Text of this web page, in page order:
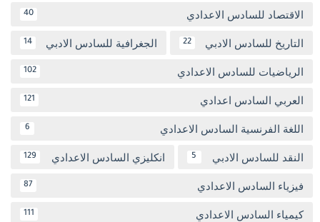
الاقتصاد للسادس الاعدادي 40
التاريخ للسادس الادبي 22 الجغرافية للسادس الادبي 14
الرياضيات للسادس الاعدادي 102
العربي السادس اعدادي 121
اللغة الفرنسية السادس الاعدادي 6
النقد للسادس الادبي 5 انكليزي السادس الاعدادي 129
فيزياء السادس الاعدادي 87
كيمياء السادس الاعدادي 111